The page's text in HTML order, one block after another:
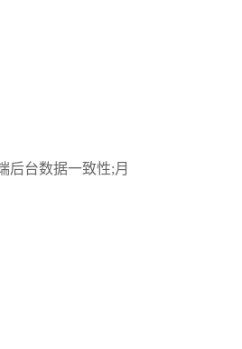
后台数据一致性;月